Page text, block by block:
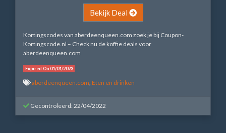
Bekijk Deal
Kortingscodes van aberdeenqueen.com zoek je bij Coupon-
Kortingscode.nl – Check nu de koffie deals voor
aberdeenqueen.com
Expired On 01/01/2023
aberdeenqueen.com Eten en drinken
Gecontroleerd: 22/04/2022